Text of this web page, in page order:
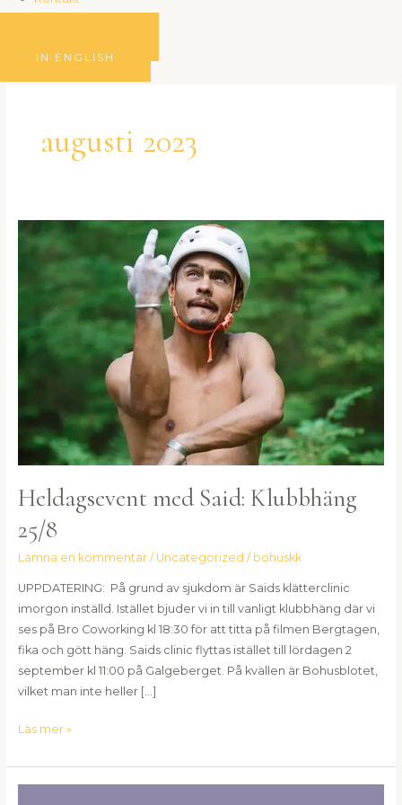
IN ENGLISH
augusti 2023
Heldagsevent med Said: Klubbhäng
25/8
Lämna en kommentar / Uncategorized / bohuskk
UPPDATERING: På grund av sjukdom är Saids klätterclinic
imorgon inställd. Istället bjuder vi in till vanligt klubbhäng där vi
ses på Bro Coworking kl 18:30 för att titta på filmen Bergtagen,
fika och gött häng. Saids clinic flyttas istället till lördagen 2
september kl 11:00 på Galgeberget. På kvällen är Bohusblotet,
vilket man inte heller […]
Heldagsevent
med
Klubbhäng
Läs mer »